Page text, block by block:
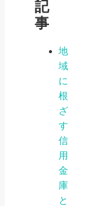
記
事
地
域
に
根
ざ
す
信
用
金
庫
と